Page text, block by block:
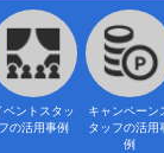
ベントスタッ
フの活用事例
キャンペーン
タッフの活用
例